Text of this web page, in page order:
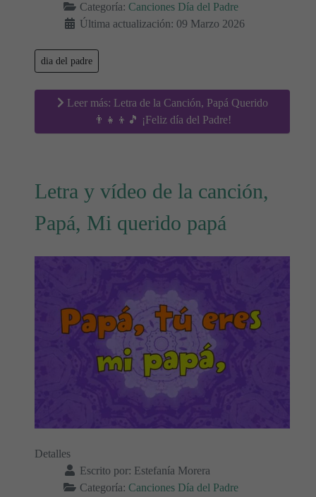
Categoría: Canciones Día del Padre
Última actualización: 09 Marzo 2026
dia del padre
Leer más: Letra de la Canción, Papá Querido
👨‍👧‍👦🎵 ¡Feliz día del Padre!
Letra y vídeo de la canción,
Papá, Mi querido papá
Detalles
Escrito por: Estefanía Morera
Categoría: Canciones Día del Padre